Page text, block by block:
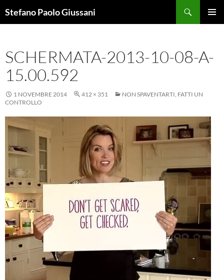
alStefano Paolo Giussani
SCHERMATA-2013-10-08-A-
15.00.592
1 NOVEMBRE 2014 412 × 351
NON SPAVENTARTI, FATTI UN
CONTROLLO